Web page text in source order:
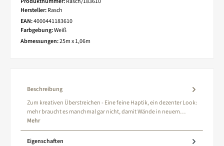
Hersteller:Rasch
EAN:4000441183610
Farbgebung:Weiß
Abmessungen:25m x 1,06m
Beschreibung
Zum kreativen Überstreichen - Eine feine Haptik, ein dezenter Look:
mehr braucht es manchmal gar nicht, damit Wände in neuem…
Mehr
Eigenschaften